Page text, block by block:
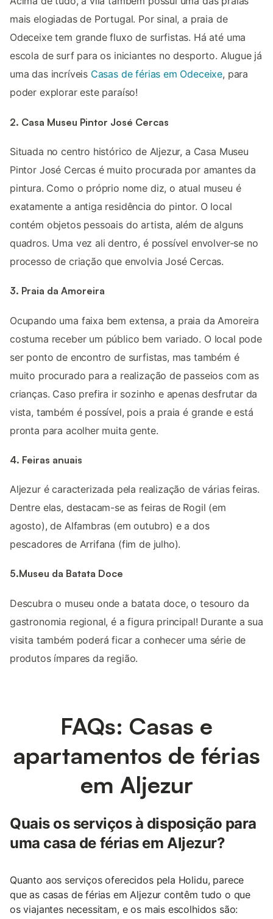
mais elogiadas de Portugal. Por sinal, a praia de
Odeceixe tem grande fluxo de surfistas. Há até uma
escola de surf para os iniciantes no desporto. Alugue já
uma das incríveis Casas de férias em Odeceixe, para
poder explorar este paraíso!
2. Casa Museu Pintor José Cercas
Situada no centro histórico de Aljezur, a Casa Museu
Pintor José Cercas é muito procurada por amantes da
pintura. Como o próprio nome diz, o atual museu é
exatamente a antiga residência do pintor. O local
contém objetos pessoais do artista, além de alguns
quadros. Uma vez ali dentro, é possível envolver-se no
processo de criação que envolvia José Cercas.
3. Praia da Amoreira
Ocupando uma faixa bem extensa, a praia da Amoreira
costuma receber um público bem variado. O local pode
ser ponto de encontro de surfistas, mas também é
muito procurado para a realização de passeios com as
crianças. Caso prefira ir sozinho e apenas desfrutar da
vista, também é possível, pois a praia é grande e está
pronta para acolher muita gente.
4. Feiras anuais
Aljezur é caracterizada pela realização de várias feiras.
Dentre elas, destacam-se as feiras de Rogil (em
agosto), de Alfambras (em outubro) e a dos
pescadores de Arrifana (fim de julho).
5.Museu da Batata Doce
Descubra o museu onde a batata doce, o tesouro da
gastronomia regional, é a figura principal! Durante a sua
visita também poderá ficar a conhecer uma série de
produtos ímpares da região.
FAQs: Casas e
apartamentos de férias
em Aljezur
Quais os serviços à disposição para
uma casa de férias em Aljezur?
Quanto aos serviços oferecidos pela Holidu, parece
que as casas de férias em Aljezur contêm tudo o que
os viajantes necessitam, e os mais escolhidos são: